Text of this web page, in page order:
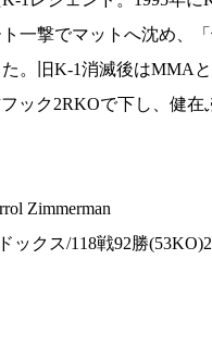
一撃でマットへ沈め、
。旧K-1消滅後はMMA
ック2RKOで下し、健
Zimmerman
ックス/118戦92勝